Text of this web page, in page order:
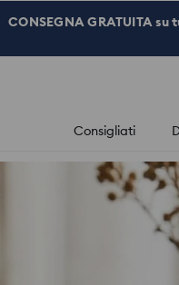
CONSEGNA GRATUITA
Consigliati